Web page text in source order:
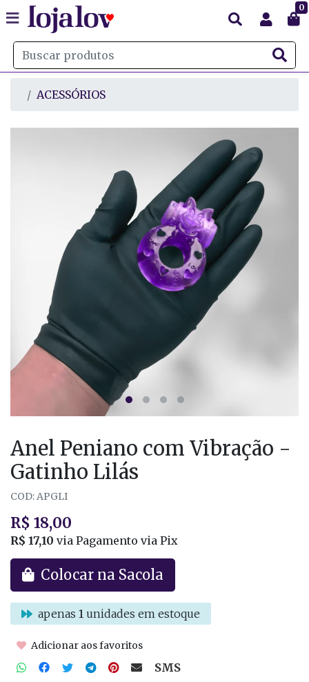
0
ACESSÓRIOS
Anel Peniano com Vibração -
Gatinho Lilás
COD: APGLI
R$ 18,00
R$ 17,10 via Pagamento via Pix
Colocar na Sacola
apenas 1 unidades em estoque
Adicionar aos favoritos
SMS